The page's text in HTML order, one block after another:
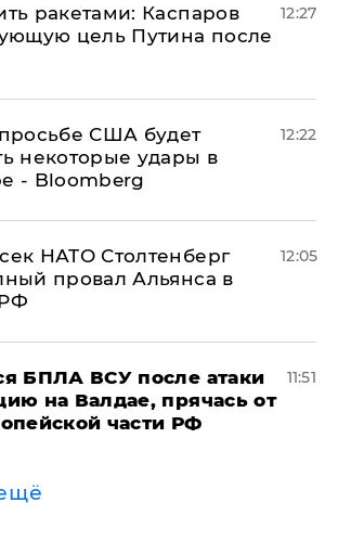
ракетами: Каспаров
цель Путина после
12:27
США будет
некоторые удары в
- Bloomberg
12:22
НАТО Столтенберг
провал Альянса в
12:05
БПЛА ВСУ после атаки
на Валдае, прячась от
части РФ
11:51